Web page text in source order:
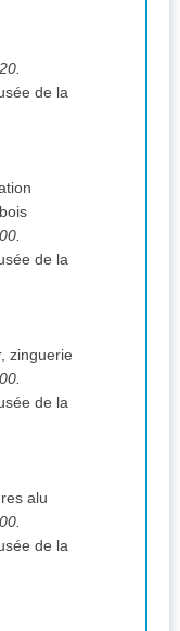
de la
de la
zinguerie
de la
alu
de la